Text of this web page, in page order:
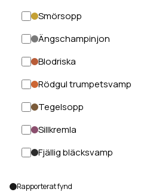
Smörsopp
Ängschampinjon
Blodriska
Rödgul trumpetsvamp
Tegelsopp
Sillkremla
Fjällig bläcksvamp
Rapporterat fynd